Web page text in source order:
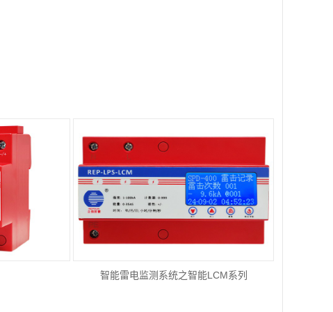
智能雷电监测系统之智能LCM系列